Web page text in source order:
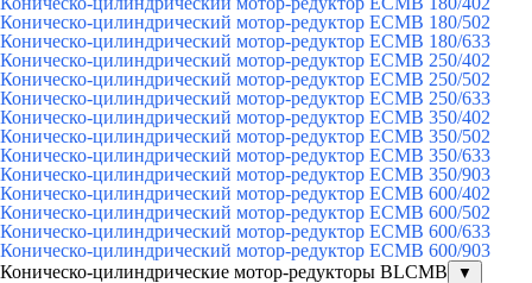
Коническо-цилиндрический мотор-редуктор ECMB 180/502
Коническо-цилиндрический мотор-редуктор ECMB 180/633
Коническо-цилиндрический мотор-редуктор ECMB 250/402
Коническо-цилиндрический мотор-редуктор ECMB 250/502
Коническо-цилиндрический мотор-редуктор ECMB 250/633
Коническо-цилиндрический мотор-редуктор ECMB 350/402
Коническо-цилиндрический мотор-редуктор ECMB 350/502
Коническо-цилиндрический мотор-редуктор ECMB 350/633
Коническо-цилиндрический мотор-редуктор ECMB 350/903
Коническо-цилиндрический мотор-редуктор ECMB 600/402
Коническо-цилиндрический мотор-редуктор ECMB 600/502
Коническо-цилиндрический мотор-редуктор ECMB 600/633
Коническо-цилиндрический мотор-редуктор ECMB 600/903
Коническо-цилиндрические мотор-редукторы BLCMB
▼